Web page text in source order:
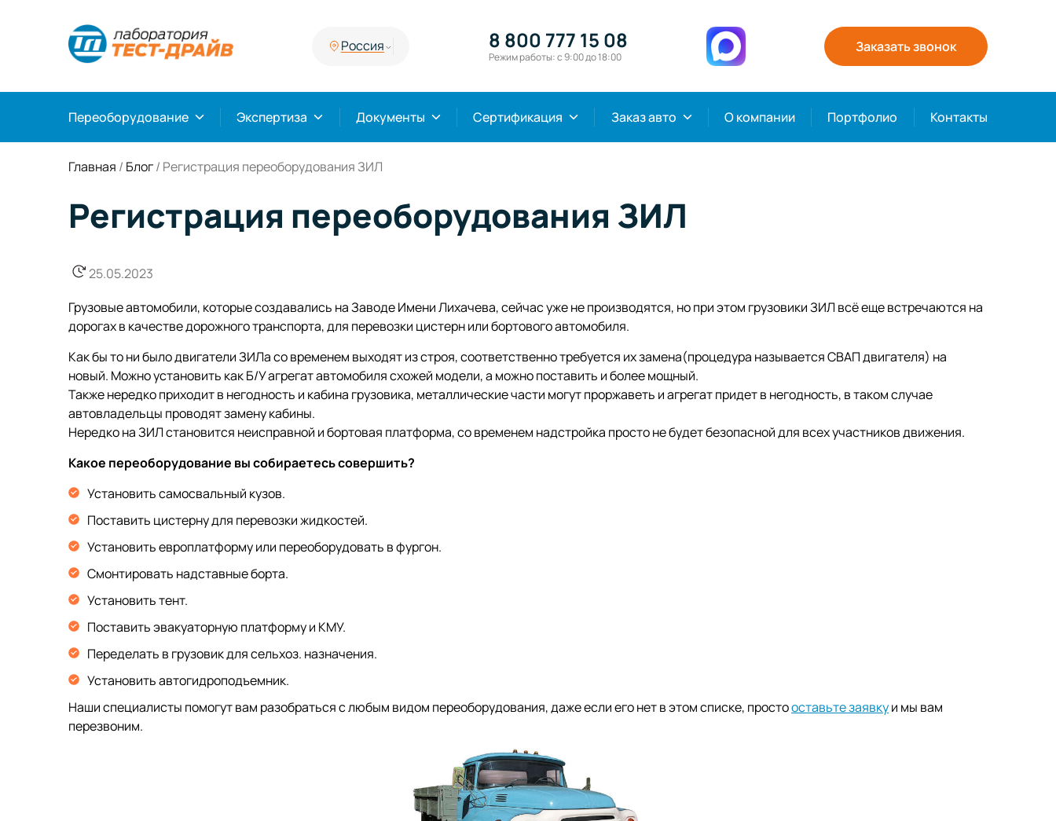
Россия 8 800 777 15 08
Режим работы: с 9:00 до 18:00
Заказать звонок
Переоборудование Экспертиза Документы Сертификация Заказ авто О компании Портфолио Контакты
Главная / Блог/ Регистрация переоборудования ЗИЛ
Регистрация переоборудования ЗИЛ
25.05.2023
Грузовые автомобили, которые создавались на Заводе Имени Лихачева, сейчас уже не производятся, но при этом грузовики ЗИЛ всё еще встречаются на
дорогах в качестве дорожного транспорта, для перевозки цистерн или бортового автомобиля.
Как бы то ни было двигатели ЗИЛа со временем выходят из строя, соответственно требуется их замена(процедура называется СВАП двигателя) на
новый. Можно установить как Б/У агрегат автомобиля схожей модели, а можно поставить и более мощный.
Также нередко приходит в негодность и кабина грузовика, металлические части могут проржаветь и агрегат придет в негодность, в таком случае
автовладельцы проводят замену кабины.
Нередко на ЗИЛ становится неисправной и бортовая платформа, со временем надстройка просто не будет безопасной для всех участников движения.
Какое переоборудование вы собираетесь совершить?
Установить самосвальный кузов.
Поставить цистерну для перевозки жидкостей.
Установить европлатформу или переоборудовать в фургон.
Смонтировать надставные борта.
Установить тент.
Поставить эвакуаторную платформу и КМУ.
Переделать в грузовик для сельхоз. назначения.
Установить автогидроподъемник.
Наши специалисты помогут вам разобраться с любым видом переоборудования, даже если его нет в этом списке, простооставьте заявкуи мы вам
перезвоним.